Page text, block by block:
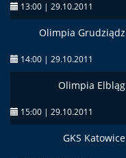
13:00 | 29.10.2011
Olimpia Grudziądz
14:00 | 29.10.2011
Olimpia Elbląg
15:00 | 29.10.2011
GKS Katowice